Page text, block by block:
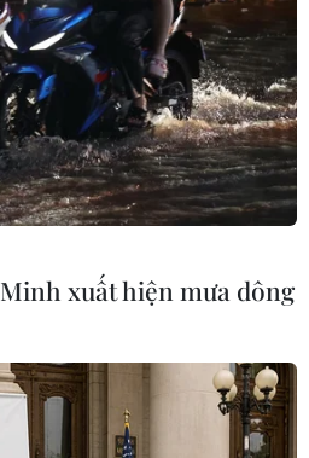
19
#WHO
#Trung Quốc
#Dịch bệnh
xuất hiện mưa dông